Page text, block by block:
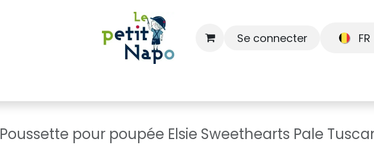
Se connecter FR
Poussette pour poupée Elsie Sweethearts Pale